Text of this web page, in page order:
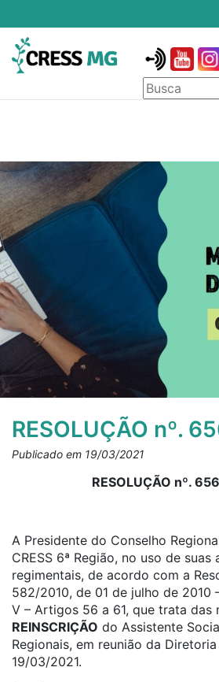
RESOLUÇÃO nº.
Publicado em 19/03/2021
RESOLUÇÃO nº.
A Presidente do Conselho
CRESS 6ª Região, no uso de
regimentais, de acordo com a
582/2010, de 01 de julho de 2010
V – Artigos 56 a 61, que trata das
REINSCRIÇÃO do Assistente
Regionais, em reunião da
19/03/2021.